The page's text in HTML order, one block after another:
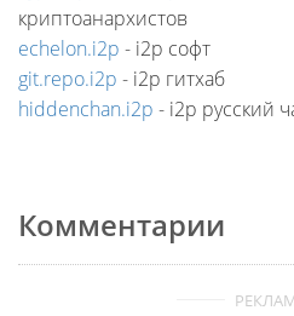
криптоанархистов
echelon.i2p - i2p софт
git.repo.i2p - i2p гитхаб
hiddenchan.i2p - i2p русский
Комментарии